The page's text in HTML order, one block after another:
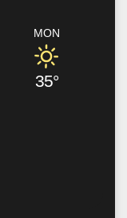
MON
35°